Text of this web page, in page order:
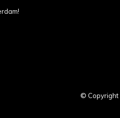
© Copyright